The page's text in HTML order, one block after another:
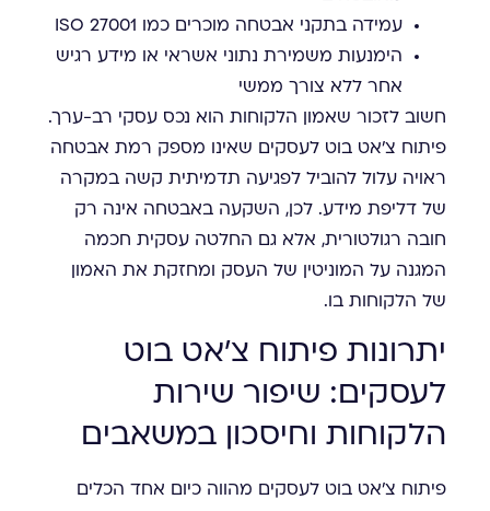
עמידה בתקני אבטחה מוכרים כמו ISO 27001
הימנעות משמירת נתוני אשראי או מידע רגיש
אחר ללא צורך ממשי
חשוב לזכור שאמון הלקוחות הוא נכס עסקי רב-ערך.
פיתוח צ'אט בוט לעסקים שאינו מספק רמת אבטחה
ראויה עלול להוביל לפגיעה תדמיתית קשה במקרה
של דליפת מידע. לכן, השקעה באבטחה אינה רק
חובה רגולטורית, אלא גם החלטה עסקית חכמה
המגנה על המוניטין של העסק ומחזקת את האמון
של הלקוחות בו.
יתרונות פיתוח צ'אט בוט
לעסקים: שיפור שירות
הלקוחות וחיסכון במשאבים
פיתוח צ'אט בוט לעסקים מהווה כיום אחד הכלים